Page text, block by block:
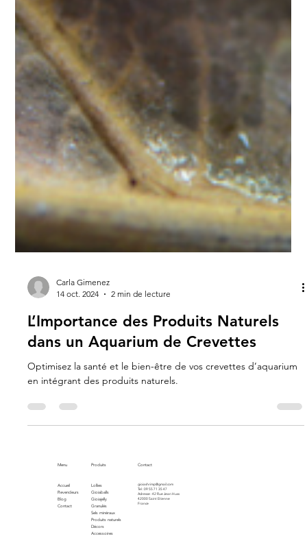
Carla Gimenez
14 oct. 2024
2 min de lecture
L’Importance des Produits Naturels